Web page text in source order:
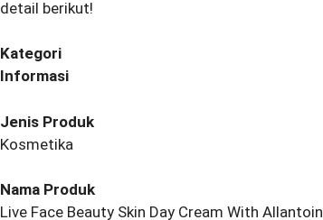
detail berikut!
Kategori
Informasi
Jenis Produk
Kosmetika
Nama Produk
Live Face Beauty Skin Day Cream With Allantoin